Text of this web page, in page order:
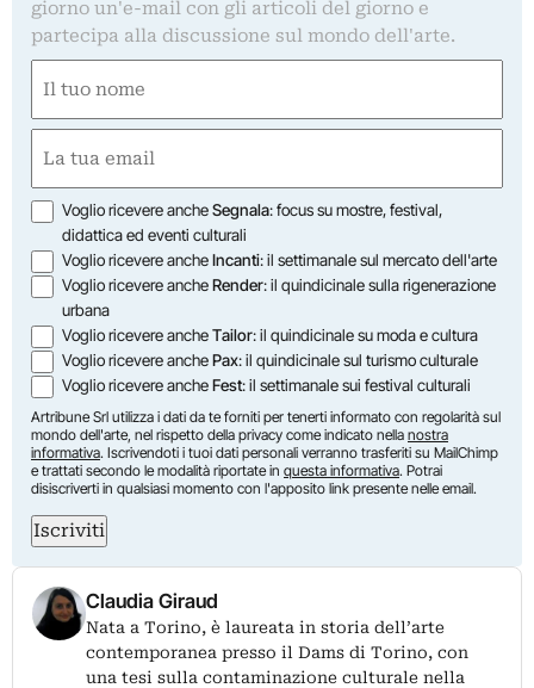
giorno un'e-mail con gli articoli del giorno e
partecipa alla discussione sul mondo dell'arte.
(Required)
First
(Required)
Opzioni
Voglio ricevere ancheSegnala: focus su mostre, festival,
didattica ed eventi culturali
Voglio ricevere ancheIncanti: il settimanale sul mercato dell'arte
Voglio ricevere ancheRender: il quindicinale sulla rigenerazione
urbana
Voglio ricevere ancheTailor: il quindicinale su moda e cultura
Voglio ricevere anchePax: il quindicinale sul turismo culturale
Voglio ricevere ancheFest: il settimanale sui festival culturali
Artribune Srl utilizza i dati da te forniti per tenerti informato con regolarità sul
mondo dell'arte, nel rispetto della privacy come indicato nella nostra
informativa. Iscrivendoti i tuoi dati personali verranno trasferiti su MailChimp
e trattati secondo le modalità riportate in questa informativa. Potrai
disiscriverti in qualsiasi momento con l'apposito link presente nelle email.
Iscriviti
Claudia Giraud
Nata a Torino, è laureata in storia dell’arte
contemporanea presso il Dams di Torino, con
una tesi sulla contaminazione culturale nella